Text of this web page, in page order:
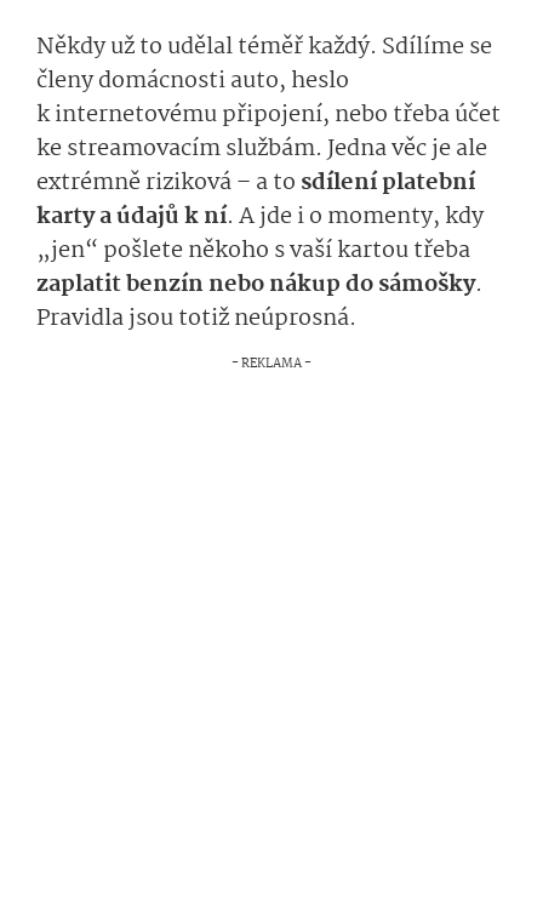
Někdy už to udělal téměř každý. Sdílíme se
členy domácnosti auto, heslo
k internetovému připojení, nebo třeba účet
ke streamovacím službám. Jedna věc je ale
extrémně riziková – a to sdílení platební
karty a údajů k ní. A jde i o momenty, kdy
„jen“ pošlete někoho s vaší kartou třeba
zaplatit benzín nebo nákup do sámošky.
Pravidla jsou totiž neúprosná.